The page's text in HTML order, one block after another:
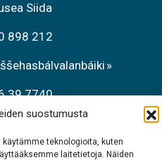
suostumusta
teknologioita, kuten
laitetietoja. Näiden
Siida
898 212
39 7740
6485